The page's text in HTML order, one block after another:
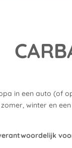
in een auto (of
winter en